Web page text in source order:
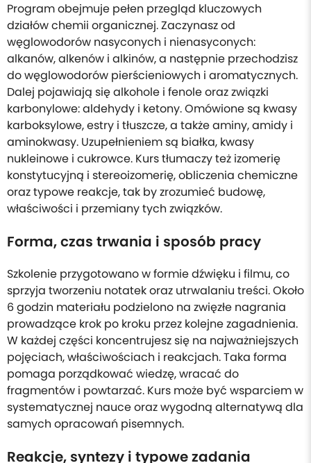
Program obejmuje pełen przegląd kluczowych
działów chemii organicznej. Zaczynasz od
węglowodorów nasyconych i nienasyconych:
alkanów, alkenów i alkinów, a następnie przechodzisz
do węglowodorów pierścieniowych i aromatycznych.
Dalej pojawiają się alkohole i fenole oraz związki
karbonylowe: aldehydy i ketony. Omówione są kwasy
karboksylowe, estry i tłuszcze, a także aminy, amidy i
aminokwasy. Uzupełnieniem są białka, kwasy
nukleinowe i cukrowce. Kurs tłumaczy też izomerię
konstytucyjną i stereoizomerię, obliczenia chemiczne
oraz typowe reakcje, tak by zrozumieć budowę,
właściwości i przemiany tych związków.
Forma, czas trwania i sposób pracy
Szkolenie przygotowano w formie dźwięku i filmu, co
sprzyja tworzeniu notatek oraz utrwalaniu treści. Około
6 godzin materiału podzielono na zwięzłe nagrania
prowadzące krok po kroku przez kolejne zagadnienia.
W każdej części koncentrujesz się na najważniejszych
pojęciach, właściwościach i reakcjach. Taka forma
pomaga porządkować wiedzę, wracać do
fragmentów i powtarzać. Kurs może być wsparciem w
systematycznej nauce oraz wygodną alternatywą dla
samych opracowań pisemnych.
Reakcje, syntezy i typowe zadania